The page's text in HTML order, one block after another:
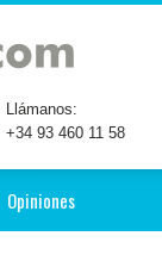
Llámanos:
+34 93 460 11 58
Opiniones